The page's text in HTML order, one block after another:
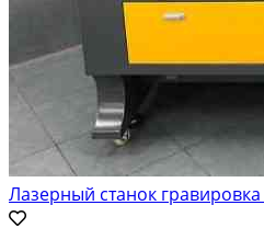
Лазерный станок